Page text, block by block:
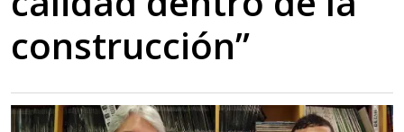
construcción”